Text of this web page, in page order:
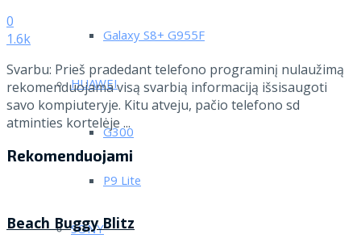
Galaxy S8+ G955F
HUAWEI
G300
P9 Lite
SONY
0
1.6k
Svarbu: Prieš pradedant telefono programinį nulaužimą
rekomenduojama visą svarbią informaciją išsisaugoti
savo kompiuteryje. Kitu atveju, pačio telefono sd
atminties kortelėje ...
Rekomenduojami
Beach Buggy Blitz